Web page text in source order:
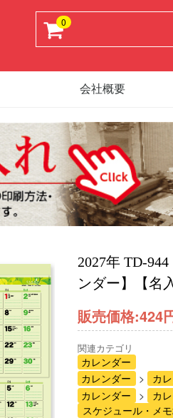
0
会社概要
2027年 TD-
ンダー】【名
販売価格:424
関連カテゴリ
カレンダー
カレンダー
カ
カレンダー
カ
スケジュール・メ